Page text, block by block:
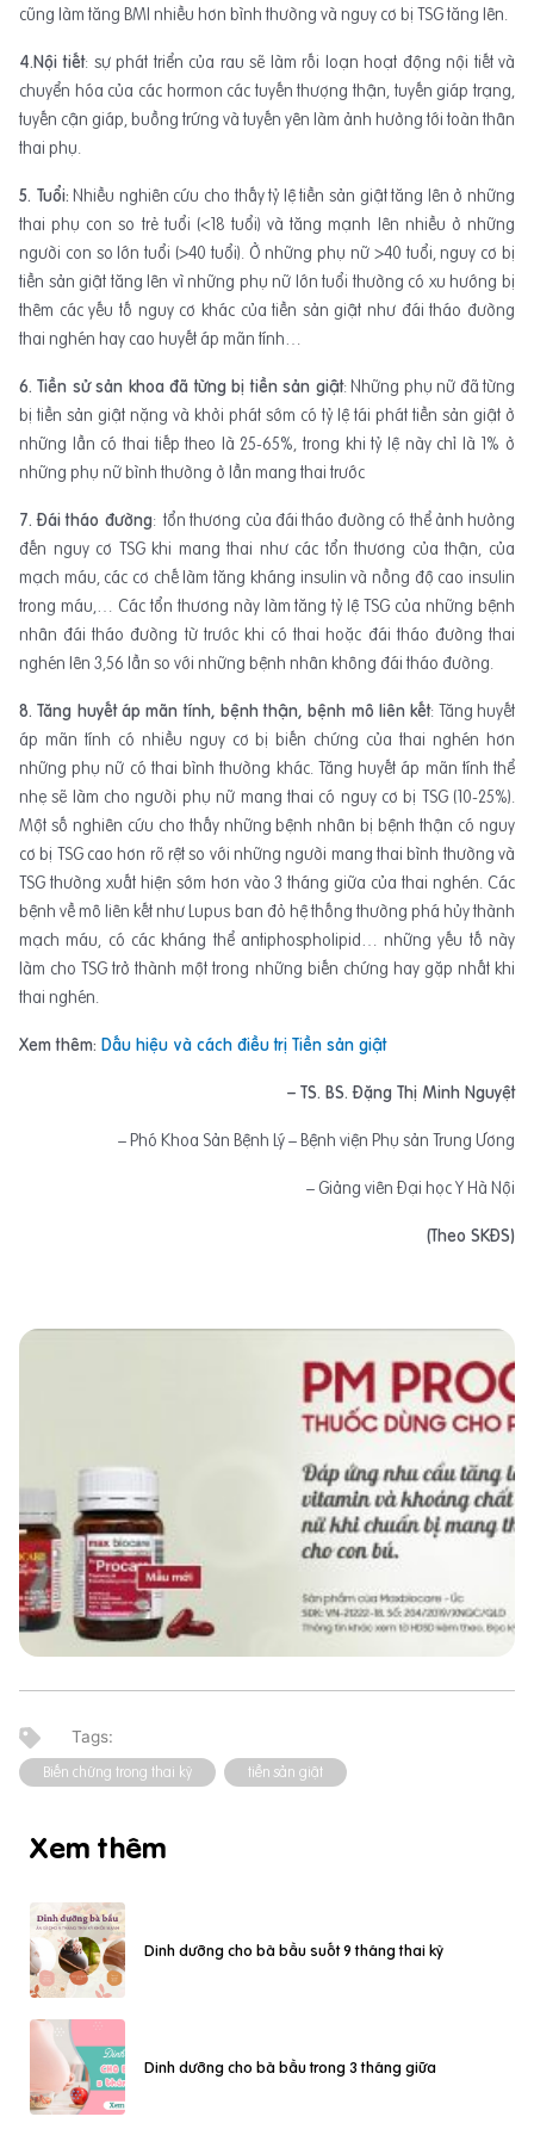
cũng làm tăng BMI nhiều hơn bình thường và nguy cơ bị TSG tăng lên.
4.Nội tiết: sự phát triển của rau sẽ làm rối loạn hoạt động nội tiết và
chuyển hóa của các hormon các tuyến thượng thận, tuyến giáp trạng,
tuyến cận giáp, buồng trứng và tuyến yên làm ảnh hưởng tới toàn thân
thai phụ.
5. Tuổi: Nhiều nghiên cứu cho thấy tỷ lệ tiền sản giật tăng lên ở những
thai phụ con so trẻ tuổi (<18 tuổi) và tăng mạnh lên nhiều ở những
người con so lớn tuổi (>40 tuổi). Ở những phụ nữ >40 tuổi, nguy cơ bị
tiền sản giật tăng lên vì những phụ nữ lớn tuổi thường có xu hướng bị
thêm các yếu tố nguy cơ khác của tiền sản giật như đái tháo đường
thai nghén hay cao huyết áp mãn tính…
6. Tiền sử sản khoa đã từng bị tiền sản giật: Những phụ nữ đã từng
bị tiền sản giật nặng và khởi phát sớm có tỷ lệ tái phát tiền sản giật ở
những lần có thai tiếp theo là 25-65%, trong khi tỷ lệ này chỉ là 1% ở
những phụ nữ bình thường ở lần mang thai trước
7. Đái tháo đường: tổn thương của đái tháo đường có thể ảnh hưởng
đến nguy cơ TSG khi mang thai như các tổn thương của thận, của
mạch máu, các cơ chế làm tăng kháng insulin và nồng độ cao insulin
trong máu,… Các tổn thương này làm tăng tỷ lệ TSG của những bệnh
nhân đái tháo đường từ trước khi có thai hoặc đái tháo đường thai
nghén lên 3,56 lần so với những bệnh nhân không đái tháo đường.
8. Tăng huyết áp mãn tính, bệnh thận, bệnh mô liên kết: Tăng huyết
áp mãn tính có nhiều nguy cơ bị biến chứng của thai nghén hơn
những phụ nữ có thai bình thường khác. Tăng huyết áp mãn tính thể
nhẹ sẽ làm cho người phụ nữ mang thai có nguy cơ bị TSG (10-25%).
Một số nghiên cứu cho thấy những bệnh nhân bị bệnh thận có nguy
cơ bị TSG cao hơn rõ rệt so với những người mang thai bình thường và
TSG thường xuất hiện sớm hơn vào 3 tháng giữa của thai nghén. Các
bệnh về mô liên kết như Lupus ban đỏ hệ thống thường phá hủy thành
mạch máu, có các kháng thể antiphospholipid… những yếu tố này
làm cho TSG trở thành một trong những biến chứng hay gặp nhất khi
thai nghén.
Xem thêm: Dấu hiệu và cách điều trị Tiền sản giật
– TS. BS. Đặng Thị Minh Nguyệt
– Phó Khoa Sản Bệnh Lý – Bệnh viện Phụ sản Trung Ương
– Giảng viên Đại học Y Hà Nội
(Theo SKĐS)
Biến chứng trong thai kỳ tiền sản giật
Xem thêm
Dinh dưỡng cho bà bầu suốt 9 tháng thai kỳ
Dinh dưỡng cho bà bầu trong 3 tháng giữa